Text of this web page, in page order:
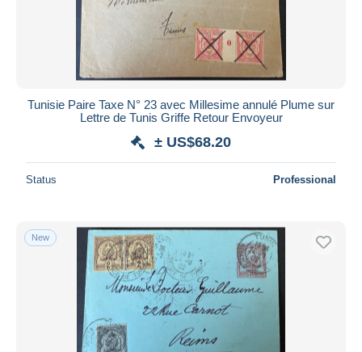
Tunisie Paire Taxe N° 23 avec Millesime annulé Plume sur
Lettre de Tunis Griffe Retour Envoyeur
± US$68.20
Status Professional
New